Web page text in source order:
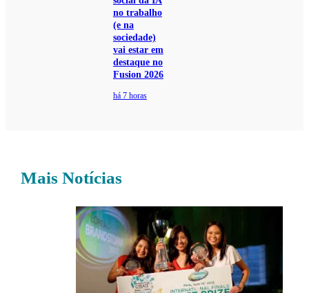
no trabalho
(e na
sociedade)
vai estar em
destaque no
Fusion 2026
há 7 horas
Mais Notícias